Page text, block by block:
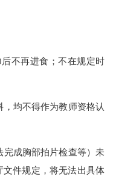
不再进食；不在规定时
均不得作为教师资格认
成胸部拍片检查等）未
件规定，将无法出具体